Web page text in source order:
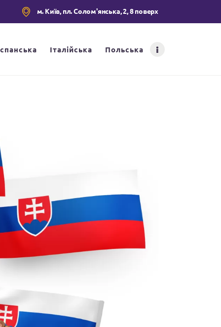
м. Київ, пл. Солом'янська, 2, 8 поверх
Італійська Польська